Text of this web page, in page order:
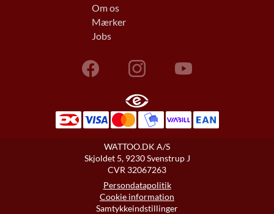
Om os
Mærker
Jobs
WATTOO.DK A/S
Skjoldet 5, 9230 Svenstrup J
CVR 32067263
Persondatapolitik
Cookie information
Samtykkeindstillinger